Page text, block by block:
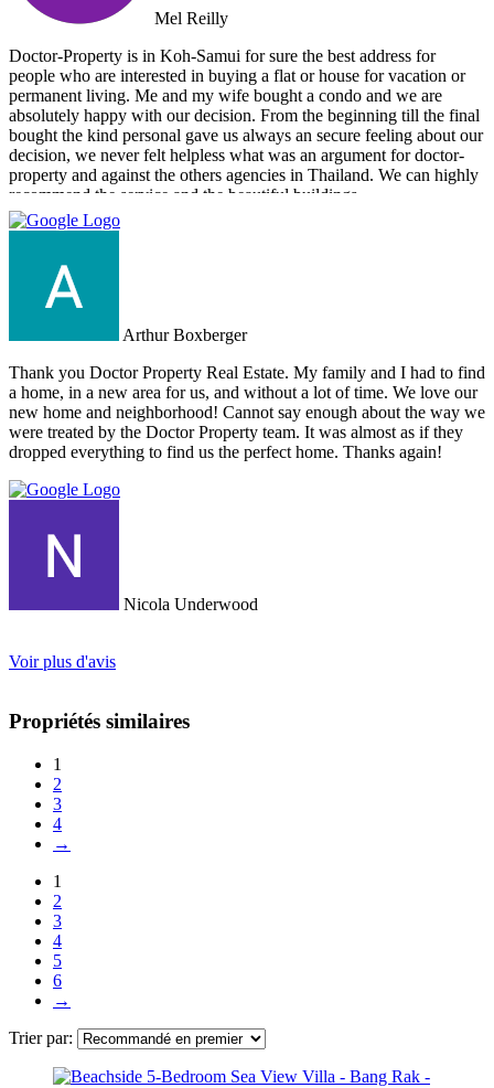
Mel Reilly
Doctor-Property is in Koh-Samui for sure the best address for
people who are interested in buying a flat or house for vacation or
permanent living. Me and my wife bought a condo and we are
absolutely happy with our decision. From the beginning till the final
bought the kind personal gave us always an secure feeling about our
decision, we never felt helpless what was an argument for doctor-
property and against the others agencies in Thailand. We can highly
recommend the service and the beautiful buildings.
Arthur Boxberger
Thank you Doctor Property Real Estate. My family and I had to find
a home, in a new area for us, and without a lot of time. We love our
new home and neighborhood! Cannot say enough about the way we
were treated by the Doctor Property team. It was almost as if they
dropped everything to find us the perfect home. Thanks again!
Nicola Underwood
Voir plus d'avis
Propriétés similaires
1
2
3
4
→
1
2
3
4
5
6
→
Trier par: